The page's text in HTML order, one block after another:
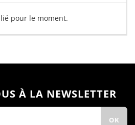
pour le moment.
À LA NEWSLETTER